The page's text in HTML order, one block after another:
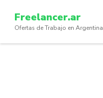
content
(Press
Freelancer.ar
Ofertas de Trabajo en Argentina